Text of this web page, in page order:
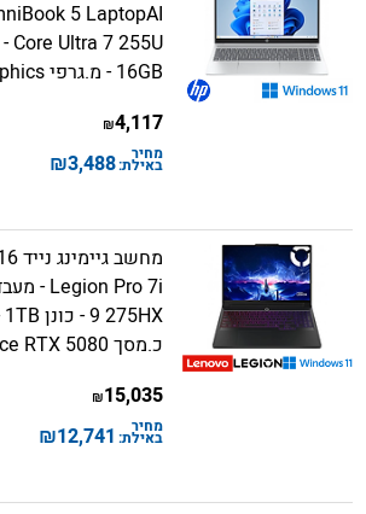
16GB - מ.גרפי Intel Graphics
4,117
₪
מחיר
באילת:3,488
₪
כ.מסך GeForce RTX 5080
15,035
₪
מחיר
באילת: 12,741
₪